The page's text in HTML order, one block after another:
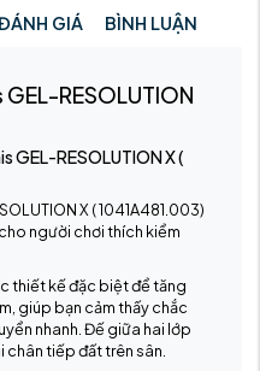
GIÁ BÌNH LUẬN
RESOLUTION
GEL-RESOLUTION X (
X ( 1041A481.003)
người chơi thích kiểm
thiết kế đặc biệt để tăng
giúp bạn cảm thấy chắc
nhanh. Đế giữa hai lớp
chân tiếp đất trên sân.